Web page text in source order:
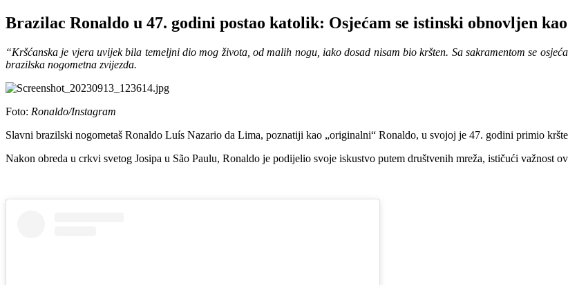
Brazilac Ronaldo u 47. godini postao katolik: Osjećam se istinski obnovljen
“Kršćanska je vjera uvijek bila temeljni dio mog života, od malih nogu, iako dosad nisam bio kršten. Sa sakramentom se
brazilska nogometna zvijezda.
Foto: Ronaldo/Instagram
Slavni brazilski nogometaš Ronaldo Luís Nazario da Lima, poznatiji kao „originalni“ Ronaldo, u svojoj je 47. godini primio
Nakon obreda u crkvi svetog Josipa u São Paulu, Ronaldo je podijelio svoje iskustvo putem društvenih mreža, ističući važnost